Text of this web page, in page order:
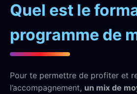
Quel est le
programme de
Pour te permettre de profiter et
l’accompagnement, un mix de